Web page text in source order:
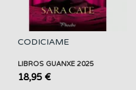
CODICIAME
LIBROS GUANXE 2025
18,95 €